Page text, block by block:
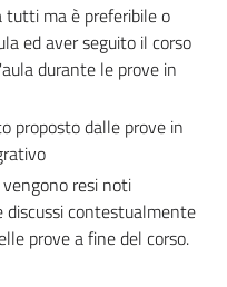
tutti ma è preferibile o
ed aver seguito il corso
durante le prove in
proposto dalle prove in
resi noti
contestualmente
prove a fine del corso.